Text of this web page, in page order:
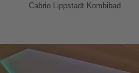
Cabrio Lippstadt Kombibad